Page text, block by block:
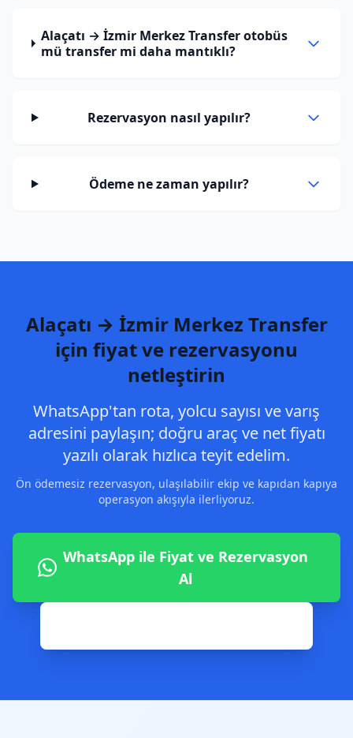
Alaçatı → İzmir Merkez Transfer otobüs
mü transfer mi daha mantıklı?
Rezervasyon nasıl yapılır?
Ödeme ne zaman yapılır?
Alaçatı → İzmir Merkez Transfer
için fiyat ve rezervasyonu
netleştirin
WhatsApp'tan rota, yolcu sayısı ve varış
adresini paylaşın; doğru araç ve net fiyatı
yazılı olarak hızlıca teyit edelim.
Ön ödemesiz rezervasyon, ulaşılabilir ekip ve kapıdan kapıya
operasyon akışıyla ilerliyoruz.
WhatsApp ile Fiyat ve Rezervasyon
Al